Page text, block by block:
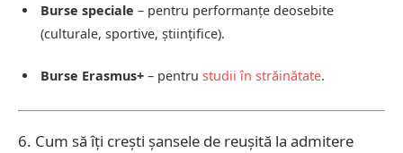
Burse speciale – pentru performanțe deosebite
(culturale, sportive, științifice).
Burse Erasmus+ – pentru studii în străinătate.
6. Cum să îți crești șansele de reușită la admitere